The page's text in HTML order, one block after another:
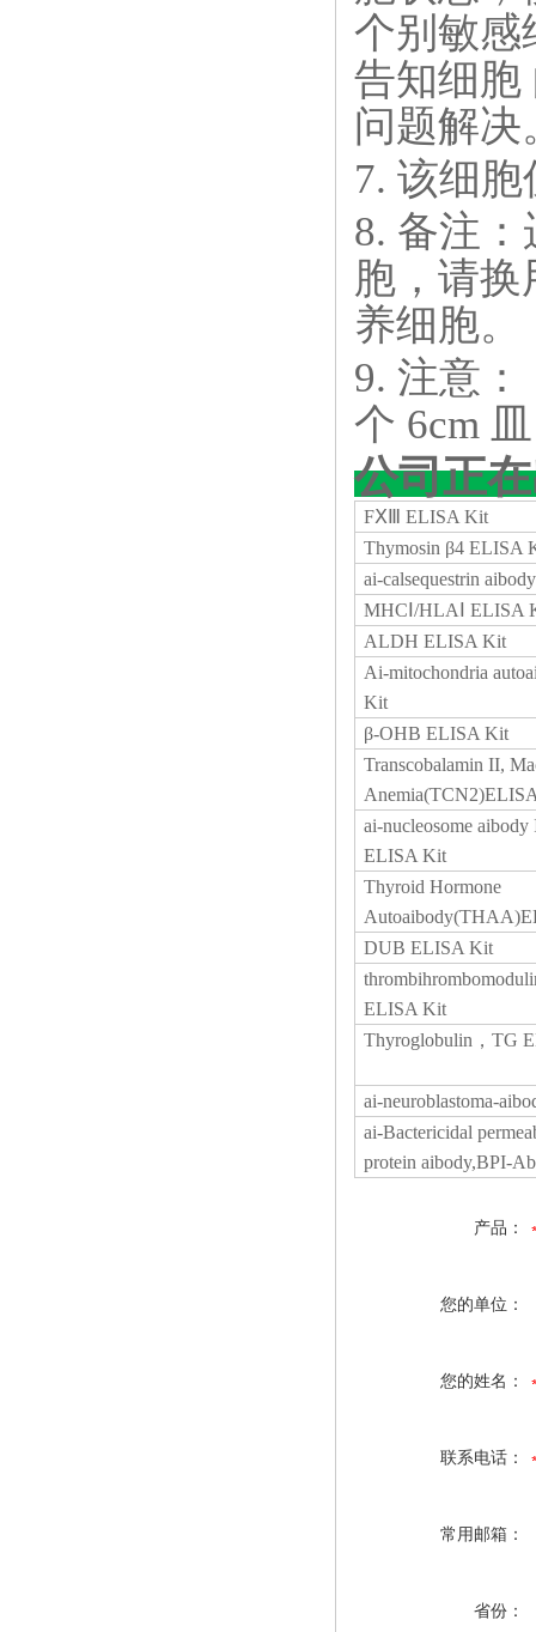
个别敏感
告知细胞
问题解决
7. 该细
8. 备注
胞，请
养细胞
9. 注意
个 6cm
公司正
FⅩⅢ ELISA Kit
Thymosin β4 ELISA
ai-calsequestrin
MHCⅠ/HLAⅠ ELISA
ALDH ELISA Kit
Ai-mitochondria
Kit
β-OHB ELISA Kit
Transcobalamin II,
ai-nucleosome
ELISA Kit
Thyroid Hormone
DUB ELISA Kit
ELISA Kit
Thyroglobulin，TG
ai-neuroblastoma-
ai-Bactericidal
protein aibody,BPI-
产品：
您的单位：
您的姓名：
联系电话：
常用邮箱：
省份：